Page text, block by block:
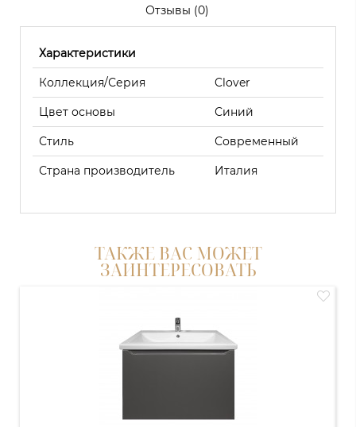
Отзывы (0)
Характеристики
Коллекция/Серия Clover
Цвет основы Синий
Стиль Современный
Страна производитель Италия
ТАКЖЕ ВАС МОЖЕТ
ЗАИНТЕРЕСОВАТЬ